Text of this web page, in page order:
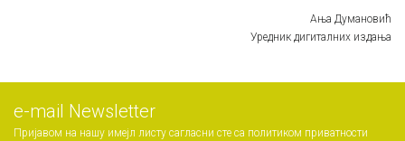
Ања Думановић
Уредник дигиталних издања
е-mail Newsletter
Пријавом на нашу имејл листу сагласни сте са политиком приватности